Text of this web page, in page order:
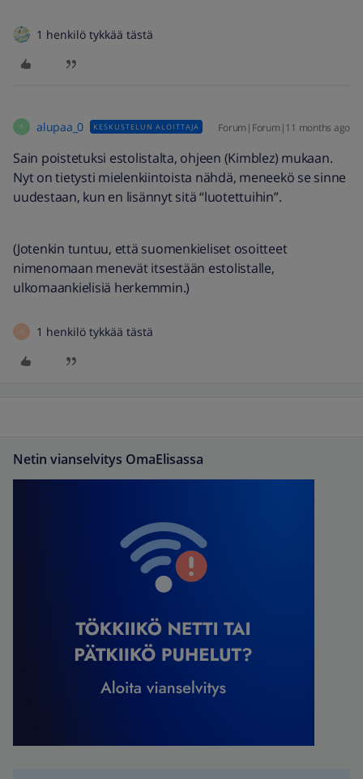
1 henkilö tykkää tästä
A alupaa_0 KESKUSTELUN ALOITTAJA Forum|Forum|11 months ago
Sain poistetuksi estolistalta, ohjeen (Kimblez) mukaan.
Nyt on tietysti mielenkiintoista nähdä, meneekö se sinne
uudestaan, kun en lisännyt sitä “luotettuihin”.
(Jotenkin tuntuu, että suomenkieliset osoitteet
nimenomaan menevät itsestään estolistalle,
ulkomaankielisiä herkemmin.)
H 1 henkilö tykkää tästä
Netin vianselvitys OmaElisassa